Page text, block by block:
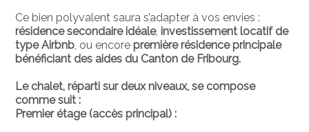
Ce bien polyvalent saura s’adapter à vos envies :
résidence secondaire idéale, investissement locatif de
type Airbnb , ou encore première résidence principale
bénéficiant des aides du Canton de Fribourg.
Le chalet, réparti sur deux niveaux, se compose
comme suit :
Premier étage (accès principal) :